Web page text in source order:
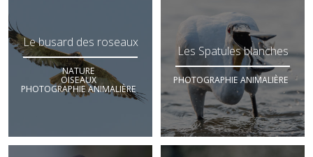
Le busard des roseaux
NATURE
OISEAUX
PHOTOGRAPHIE ANIMALIÈRE
Les Spatules blanches
PHOTOGRAPHIE ANIMALIÈRE